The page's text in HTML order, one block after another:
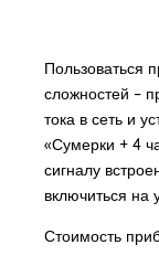
Пользоваться
сложностей –
тока в сеть и
«Сумерки + 4
сигналу
включиться на
Стоимость